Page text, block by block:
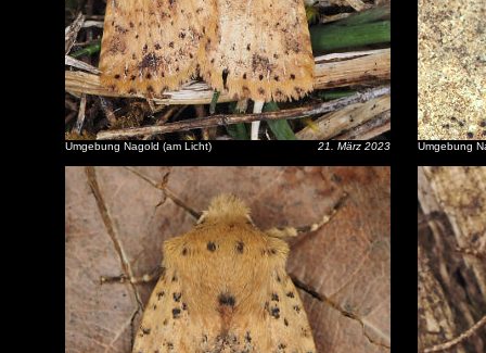
Umgebung Nagold (am Licht) 21. März 2023 Umgebung